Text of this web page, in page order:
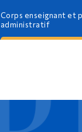
Corps enseignant et
administratif